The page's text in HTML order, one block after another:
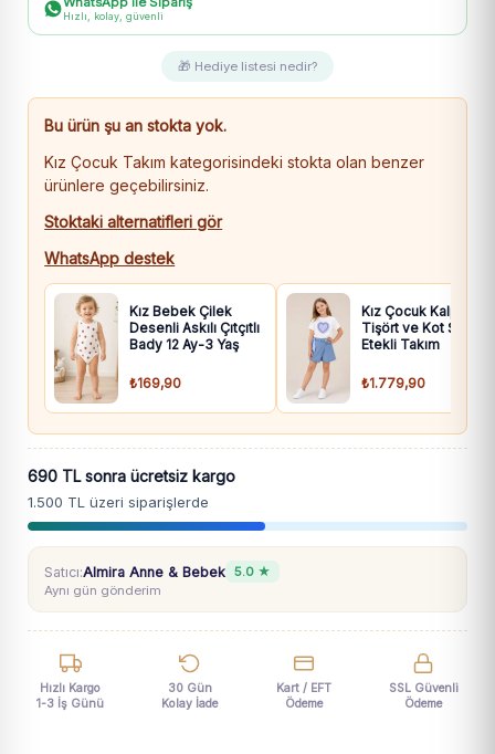
Hızlı, kolay, güvenli
🎁 Hediye listesi nedir?
Bu ürün şu an stokta yok.
Kız Çocuk Takım kategorisindeki stokta olan benzer
ürünlere geçebilirsiniz.
Stoktaki alternatifleri gör
WhatsApp destek
Kız Bebek Çilek
Desenli Askılı Çıtçıtlı
Bady 12 Ay-3 Yaş
₺169,90
Kız Çocuk Kalpli
Tişört ve Kot Şort
Etekli Takım
₺1.779,90
690 TL sonra ücretsiz kargo
1.500 TL üzeri siparişlerde
Satıcı:Almira Anne & Bebek 5.0 ★
Aynı gün gönderim
Hızlı Kargo
1-3 İş Günü
30 Gün
Kolay İade
Kart / EFT
Ödeme
SSL Güvenli
Ödeme